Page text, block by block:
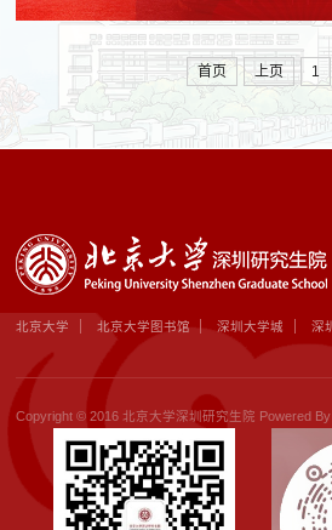
首页 上页 1
北京大学 北京大学图书馆 深圳大学城 深
Copyright © 2016 北京大学深圳研究生院 Powered